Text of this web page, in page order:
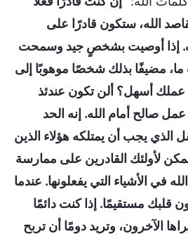
الله، ستكون قادرًا على
إذا أوصيت بشخصٍ جيد وسمحت
ما، مضيفًا بذلك شخصًا موهوبًا إلى
عملك أسهل؟ ألن تكون عندئذ
صالح أمام الله. إنه الحد
الذي يجب أن يمتلكه هؤلاء الذين
لأولئك القادرين على ممارسة
في الأشياء التي يفعلونها. عندما
قلبك مستقيمًا. إذا كنت دائمًا
الآخرون، وتريد دومًا أن تربح